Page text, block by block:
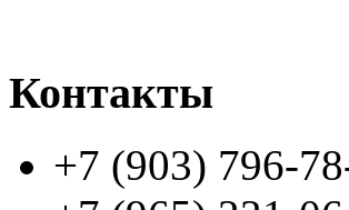
Контакты
+7 (903) 796-